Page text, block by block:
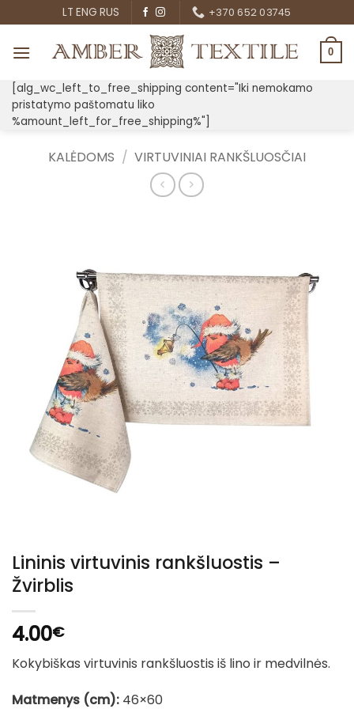
to
content
LT ENG RUS +370 652 03745
0
[alg_wc_left_to_free_shipping content="Iki nemokamo
pristatymo paštomatu liko
%amount_left_for_free_shipping%"]
KALĖDOMS / VIRTUVINIAI RANKŠLUOSČIAI
Lininis virtuvinis rankšluostis –
Žvirblis
4.00€
Kokybiškas virtuvinis rankšluostis iš lino ir medvilnės.
Matmenys (cm): 46×60